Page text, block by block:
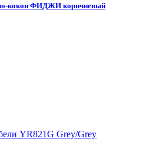
кокон ФИДЖИ коричневый